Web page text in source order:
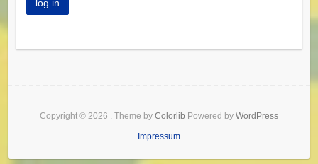
Copyright © 2026 . Theme by Colorlib Powered by WordPress
Impressum